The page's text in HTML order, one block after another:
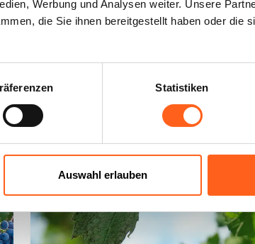
Werbung und Analysen weiter. Unsere
die Sie ihnen bereitgestellt haben oder die
Statistiken
Auswahl erlauben